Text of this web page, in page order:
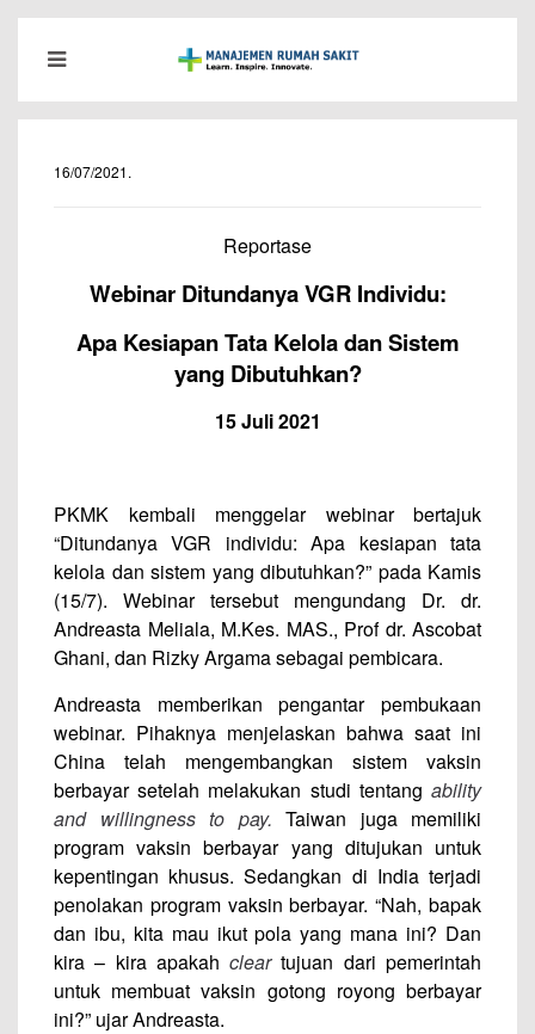
16/07/2021.
Reportase
Webinar Ditundanya VGR Individu:
Apa Kesiapan Tata Kelola dan Sistem
yang Dibutuhkan?
15 Juli 2021
PKMK kembali menggelar webinar bertajuk
“Ditundanya VGR individu: Apa kesiapan tata
kelola dan sistem yang dibutuhkan?” pada Kamis
(15/7). Webinar tersebut mengundang Dr. dr.
Andreasta Meliala, M.Kes. MAS., Prof dr. Ascobat
Ghani, dan Rizky Argama sebagai pembicara.
Andreasta memberikan pengantar pembukaan
webinar. Pihaknya menjelaskan bahwa saat ini
China telah mengembangkan sistem vaksin
berbayar setelah melakukan studi tentang ability
and willingness to pay. Taiwan juga memiliki
program vaksin berbayar yang ditujukan untuk
kepentingan khusus. Sedangkan di India terjadi
penolakan program vaksin berbayar. “Nah, bapak
dan ibu, kita mau ikut pola yang mana ini? Dan
kira – kira apakahcleartujuan dari pemerintah
untuk membuat vaksin gotong royong berbayar
ini?” ujar Andreasta.